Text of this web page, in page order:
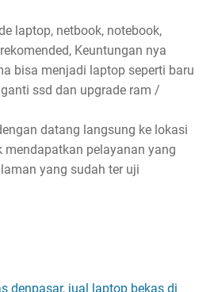
laptop, netbook, notebook,
Keuntungan nya
bisa menjadi laptop seperti baru
ssd dan upgrade ram /
datang langsung ke lokasi
mendapatkan pelayanan yang
yang sudah ter uji
denpasar, jual laptop bekas di